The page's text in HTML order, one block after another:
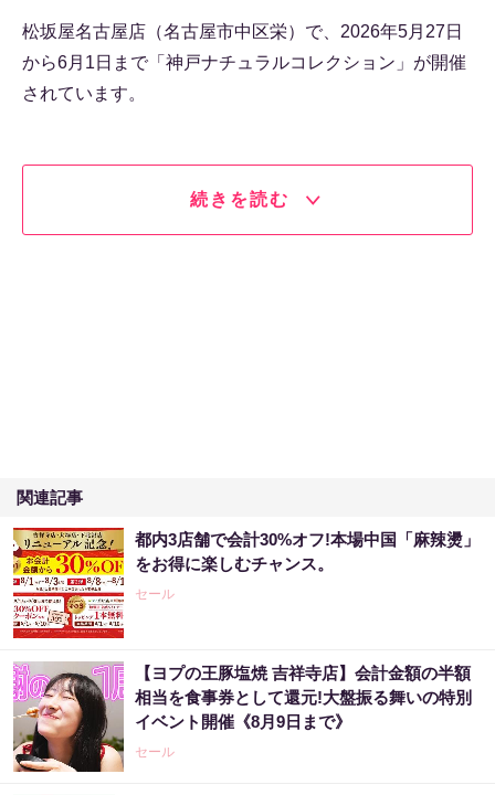
松坂屋名古屋店（名古屋市中区栄）で、2026年5月27日
から6月1日まで「神戸ナチュラルコレクション」が開催
されています。
続きを読む
関連記事
都内3店舗で会計30%オフ!本場中国「麻辣燙」
をお得に楽しむチャンス。
セール
【ヨプの王豚塩焼 吉祥寺店】会計金額の半額
相当を食事券として還元!大盤振る舞いの特別
イベント開催《8月9日まで》
セール